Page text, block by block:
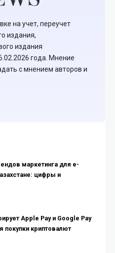
на учет, переучет
издания,
издания
года. Мнение
с мнением авторов и
маркетинга для e-
цифры и
Google Pay
покупки криптовалют